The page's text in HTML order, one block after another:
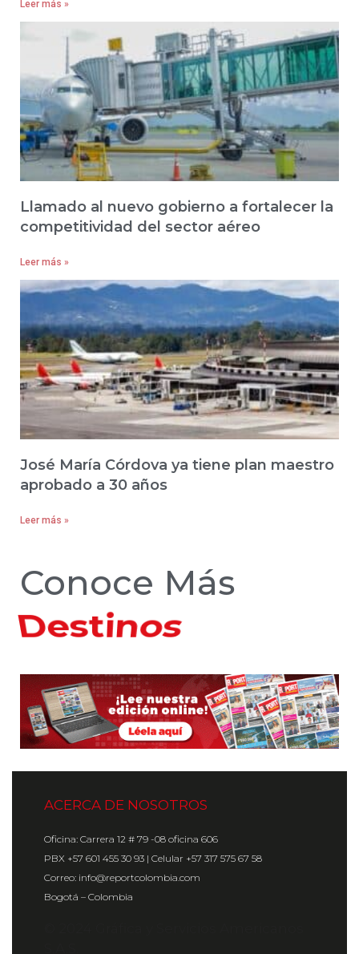
Leer más »
Llamado al nuevo gobierno a fortalecer la
competitividad del sector aéreo
Leer más »
José María Córdova ya tiene plan maestro
aprobado a 30 años
Leer más »
Conoce Más
Hoteles
ACERCA DE NOSOTROS
Oficina: Carrera 12 # 79 -08 oficina 606
PBX +57 601 455 30 93 | Celular +57 317 575 67 58
Correo: info@reportcolombia.com
Bogotá – Colombia